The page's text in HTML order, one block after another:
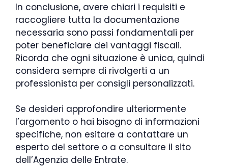
In conclusione, avere chiari i requisiti e
raccogliere tutta la documentazione
necessaria sono passi fondamentali per
poter beneficiare dei vantaggi fiscali.
Ricorda che ogni situazione è unica, quindi
considera sempre di rivolgerti a un
professionista per consigli personalizzati.
Se desideri approfondire ulteriormente
l’argomento o hai bisogno di informazioni
specifiche, non esitare a contattare un
esperto del settore o a consultare il sito
dell’Agenzia delle Entrate.